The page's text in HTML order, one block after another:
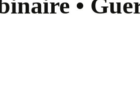
•